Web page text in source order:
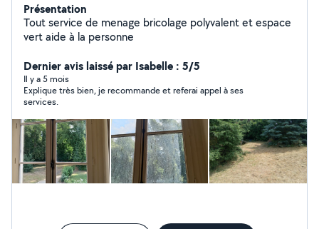
Présentation
Tout service de menage bricolage polyvalent et espace
vert aide à la personne
Dernier avis laissé par Isabelle : 5/5
Il y a 5 mois
Explique très bien, je recommande et referai appel à ses
services.